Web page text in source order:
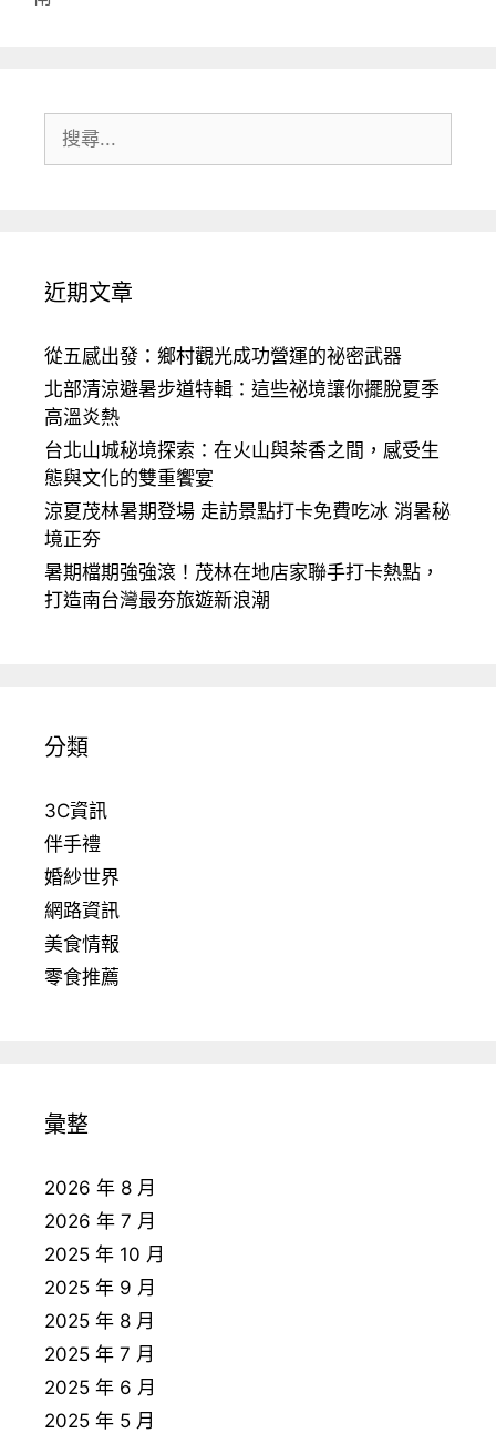
尋:
近期文章
從五感出發：鄉村觀光成功營運的祕密武器
北部清涼避暑步道特輯：這些祕境讓你擺脫夏季
高溫炎熱
台北山城秘境探索：在火山與茶香之間，感受生
態與文化的雙重饗宴
涼夏茂林暑期登場 走訪景點打卡免費吃冰 消暑秘
境正夯
暑期檔期強強滾！茂林在地店家聯手打卡熱點，
打造南台灣最夯旅遊新浪潮
分類
3C資訊
伴手禮
婚紗世界
網路資訊
美食情報
零食推薦
彙整
2026 年 8 月
2026 年 7 月
2025 年 10 月
2025 年 9 月
2025 年 8 月
2025 年 7 月
2025 年 6 月
2025 年 5 月